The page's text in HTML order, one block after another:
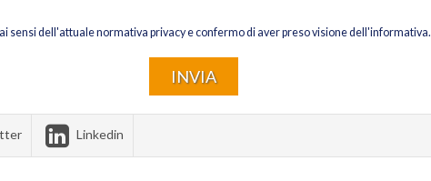
sensi dell'attuale normativa privacy e confermo di aver preso visione dell'informativa.
Linkedin